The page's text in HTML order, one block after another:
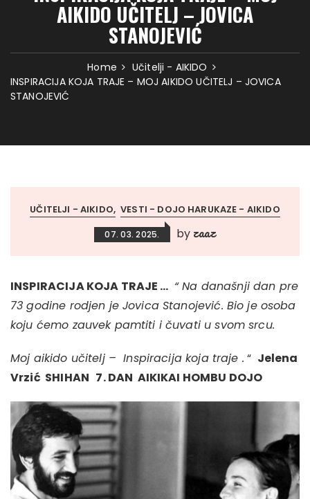
AIKIDO UČITELJ – JOVICA
STANOJEVIĆ
Home
Učitelji - AIKIDO
INSPIRACIJA KOJA TRAJE – MOJ AIKIDO UČITELJ – JOVICA
STANOJEVIĆ
UČITELJI - AIKIDO VESTI - DOJO HARUKAZE - AIKIDO
07. 03. 2025. by zaaz
INSPIRACIJA KOJA TRAJE … “ Na današnji dan pre
73 godine rodjen je Jovica Stanojević. Bio je osoba
koju ćemo zauvek pamtiti i čuvati u svom srcu.
Moj aikido učitelj – Inspiracija koja traje . “ Jelena
Vrzić SHIHAN 7. DAN AIKIKAI HOMBU DOJO